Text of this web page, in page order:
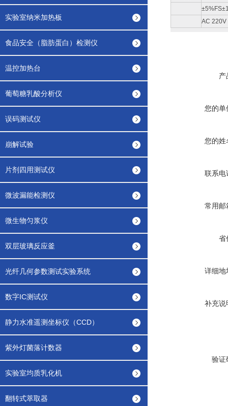
实验室纳米加热板
食品安全（脂肪蛋白）检测仪
温控加热台
葡萄糖乳酸分析仪
误码测试仪
崩解试验
片剂四用测试仪
微波漏能检测仪
微生物匀浆仪
双层玻璃反应釜
光纤几何参数测试实验系统
数字IC测试仪
静力水准遥测坐标仪（CCD）
紫外灯菌落计数器
实验室均质乳化机
翻转式萃取器
AC 220V
产
您的单
您的姓
联系电
常用邮
省
详细地
补充说
验证